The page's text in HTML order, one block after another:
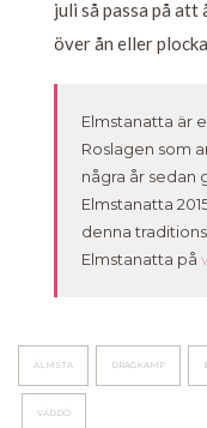
juli så passa på att
över ån eller
Elmstanatta är
Roslagen som
några år sedan
Elmstanatta
denna
Elmstanatta på
ÄLMSTA DRAGKAMP
VÄDDÖ